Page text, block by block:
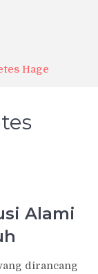
Hage
Alami
dirancang